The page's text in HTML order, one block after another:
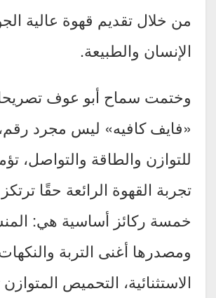
من خلال تقديم قهوة عالية
الإنسان والطبيعة.
وختمت سماح أبو عوف
«فايف كافيه» ليس مجرد
للتوازن والطاقة والتواصل،
تجربة القهوة الرائعة حقًا
خمسة ركائز أساسية هي:
ومصدرها أغنى التربة
الاستثنائية، التحميص المتوازن